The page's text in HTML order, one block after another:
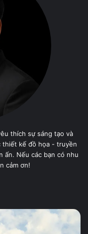
thích sự sáng tạo và
thiết kế đồ họa - truyền
Nếu các bạn có nhu
cảm ơn!